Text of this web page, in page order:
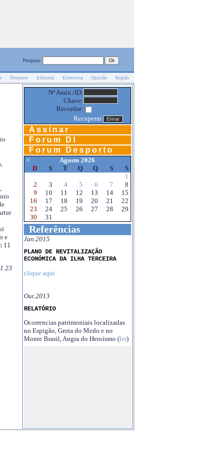
Pesquisa:
Desporto Editorial Entrevista Opinião Região
e
11
Nº Assin./ID:
Chave:
Recordar:
Recuperar
Assinar
Forum DI
Forum Desporto
<
Agosto 2026
D
S T Q Q S
S
1
2
3 4 5 6 7
8
9
10 11 12 13 14
15
16
17 18 19 20 21
22
23
24 25 26 27 28
29
30
31
Referências
Jan.2015
PLANO DE REVITALIZAÇÃO
ECONÓMICA DA ILHA TERCEIRA
clique aqui
Out.2013
RELATÓRIO
Ocorrencias patrimoniais localizadas
no Espigão, Grota do Medo e no
Monte Brasil, Angra do Heroísmo (ler)